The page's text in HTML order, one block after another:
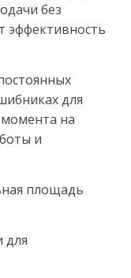
без
эффективность
для
на
и
площадь
для